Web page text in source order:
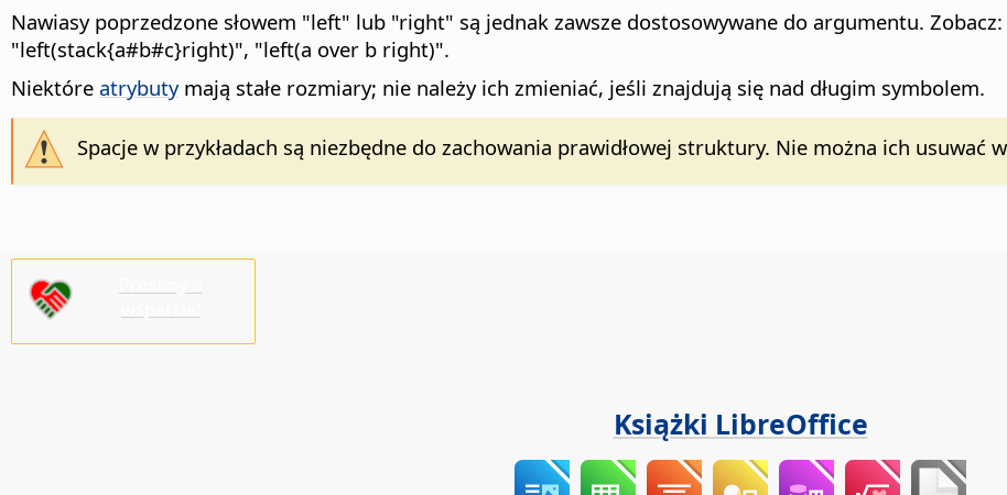
Nawiasy poprzedzone słowem "left" lub "right" są jednak zawsze dostosowywane do argumentu.
"left(stack{a#b#c}right)", "left(a over b right)".
Niektóre atrybutymają stałe rozmiary; nie należy ich zmieniać, jeśli znajdują się nad długim symbolem.
Spacje w przykładach są niezbędne do zachowania prawidłowej struktury. Nie można ich usuwać
Książki LibreOffice